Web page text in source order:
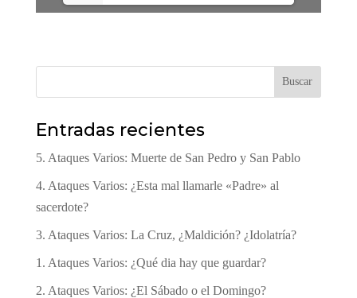
Buscar
Entradas recientes
5. Ataques Varios: Muerte de San Pedro y San Pablo
4. Ataques Varios: ¿Esta mal llamarle «Padre» al
sacerdote?
3. Ataques Varios: La Cruz, ¿Maldición? ¿Idolatría?
1. Ataques Varios: ¿Qué dia hay que guardar?
2. Ataques Varios: ¿El Sábado o el Domingo?